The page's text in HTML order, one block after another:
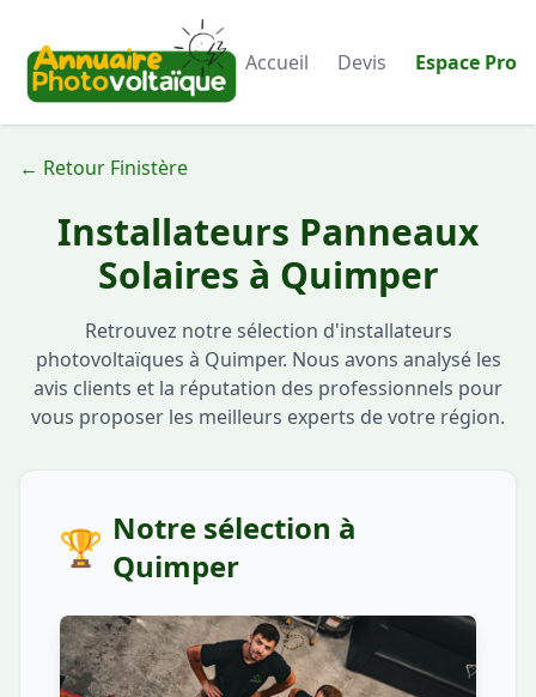
Accueil Devis Espace Pro
← Retour Finistère
Installateurs Panneaux
Solaires à Quimper
Retrouvez notre sélection d'installateurs
photovoltaïques à Quimper. Nous avons analysé les
avis clients et la réputation des professionnels pour
vous proposer les meilleurs experts de votre région.
🏆 Notre sélection à
Quimper